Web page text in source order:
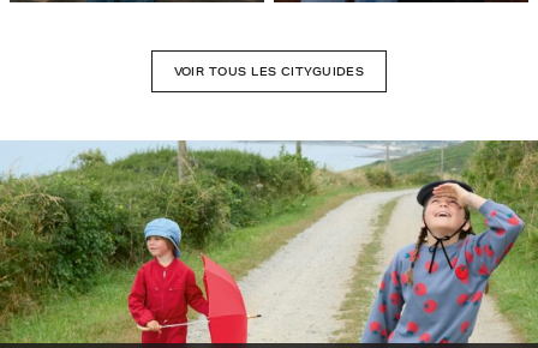
VOIR TOUS LES CITYGUIDES